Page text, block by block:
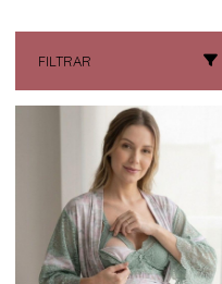
FILTRAR